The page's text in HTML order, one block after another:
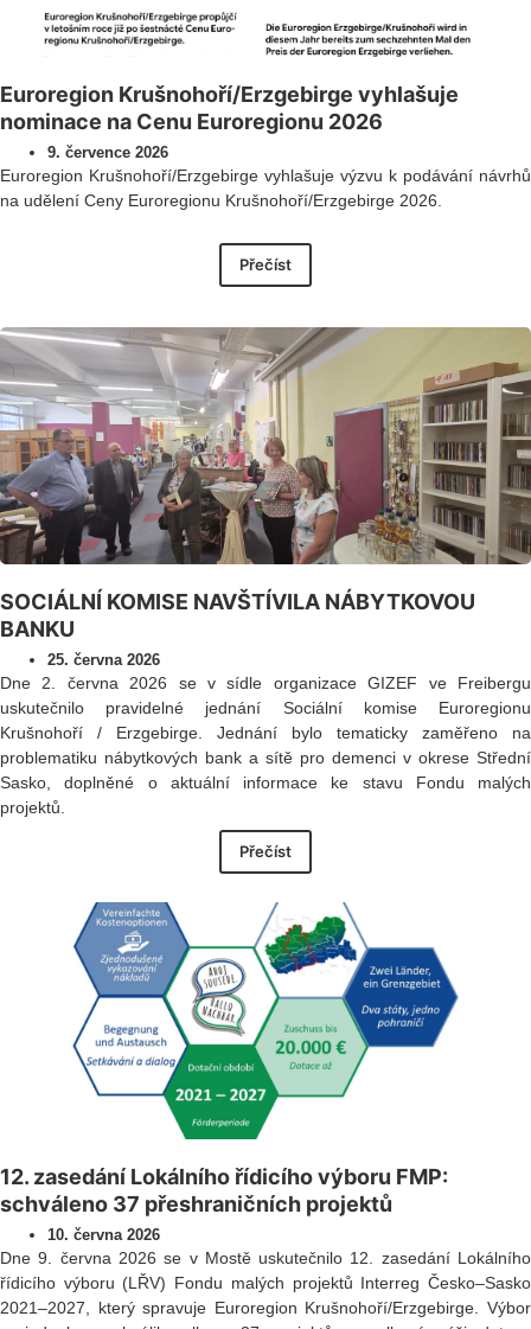
Euroregion Krušnohoří/Erzgebirge vyhlašuje
nominace na Cenu Euroregionu 2026
9. července 2026
Euroregion Krušnohoří/Erzgebirge vyhlašuje výzvu k podávání návrhů
na udělení Ceny Euroregionu Krušnohoří/Erzgebirge 2026.
Přečíst
SOCIÁLNÍ KOMISE NAVŠTÍVILA NÁBYTKOVOU
BANKU
25. června 2026
Dne 2. června 2026 se v sídle organizace GIZEF ve Freibergu
uskutečnilo pravidelné jednání Sociální komise Euroregionu
Krušnohoří / Erzgebirge. Jednání bylo tematicky zaměřeno na
problematiku nábytkových bank a sítě pro demenci v okrese Střední
Sasko, doplněné o aktuální informace ke stavu Fondu malých
projektů.
Přečíst
12. zasedání Lokálního řídicího výboru FMP:
schváleno 37 přeshraničních projektů
10. června 2026
Dne 9. června 2026 se v Mostě uskutečnilo 12. zasedání Lokálního
řídicího výboru (LŘV) Fondu malých projektů Interreg Česko–Sasko
2021–2027, který spravuje Euroregion Krušnohoří/Erzgebirge. Výbor